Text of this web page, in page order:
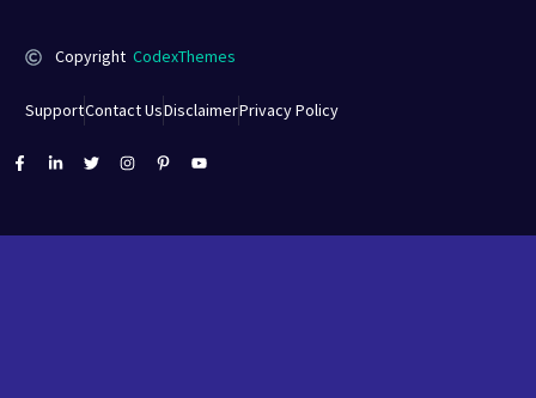
Copyright CodexThemes
SupportContact UsDisclaimerPrivacy Policy